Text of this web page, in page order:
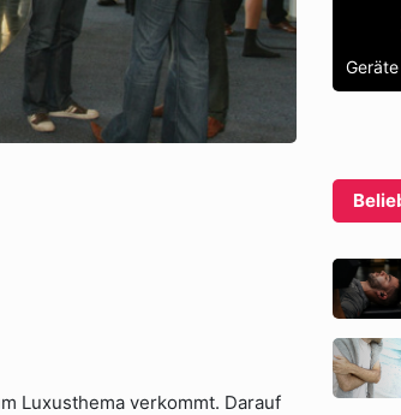
Luxusthema verkommt. Darauf